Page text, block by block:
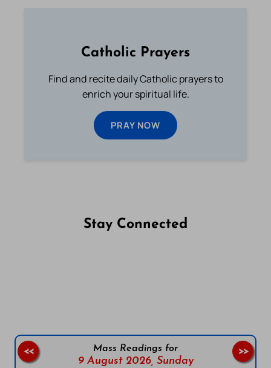
Catholic Prayers
Find and recite daily Catholic prayers to
enrich your spiritual life.
PRAY NOW
Stay Connected
Mass Readings for
9 August 2026, Sunday
<< >>